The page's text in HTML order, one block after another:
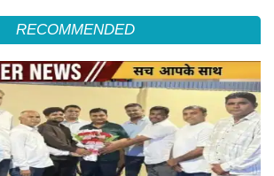
RECOMMENDED